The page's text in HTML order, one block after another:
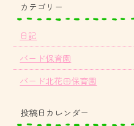
カテゴリー
日記
バード保育園
バード北花田保育園
投稿日カレンダー